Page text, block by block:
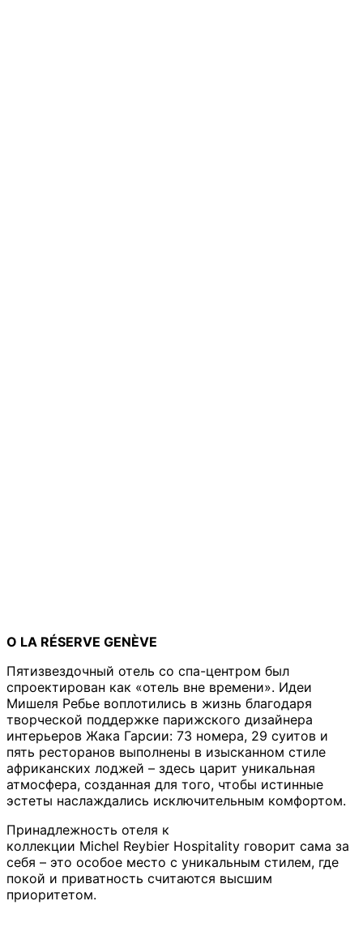
О LA RÉSERVE GENÈVE
Пятизвездочный отель со спа-центром был
спроектирован как «отель вне времени». Идеи
Мишеля Ребье воплотились в жизнь благодаря
творческой поддержке парижского дизайнера
интерьеров Жака Гарсии: 73 номера, 29 суитов и
пять ресторанов выполнены в изысканном стиле
африканских лоджей – здесь царит уникальная
атмосфера, созданная для того, чтобы истинные
эстеты наслаждались исключительным комфортом.
Принадлежность отеля к
коллекции Michel Reybier Hospitality говорит сама за
себя – это особое место с уникальным стилем, где
покой и приватность считаются высшим
приоритетом.